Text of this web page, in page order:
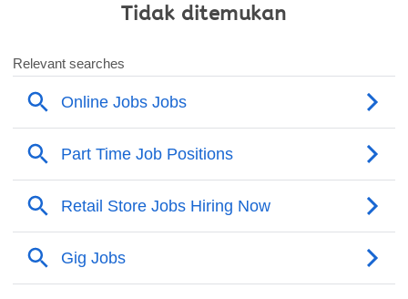
Tidak ditemukan